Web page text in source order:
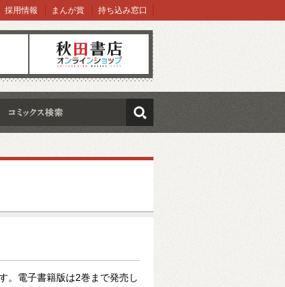
オンラインショップ
採用情報 まんが賞 持ち込み窓口
検索
。電子書籍版は2巻まで発売し